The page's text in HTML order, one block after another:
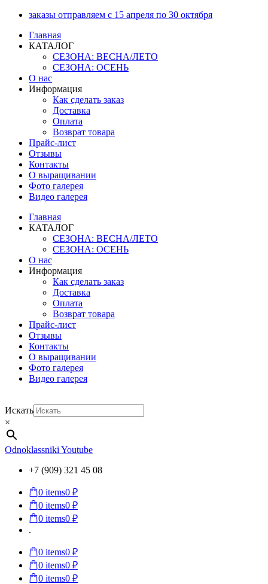
Перейти
содержимому
заказы отправляем с 15 апреля по 30 октября
Главная
КАТАЛОГ
СЕЗОНА: ВЕСНА/ЛЕТО
СЕЗОНА: ОСЕНЬ
О нас
Информация
Как сделать заказ
Доставка
Оплата
Возврат товара
Прайс-лист
Отзывы
Контакты
О выращивании
Фото галерея
Видео галерея
Главная
КАТАЛОГ
СЕЗОНА: ВЕСНА/ЛЕТО
СЕЗОНА: ОСЕНЬ
О нас
Информация
Как сделать заказ
Доставка
Оплата
Возврат товара
Прайс-лист
Отзывы
Контакты
О выращивании
Фото галерея
Видео галерея
Искать
×
Odnoklassniki Youtube
+7 (909) 321 45 08
0 items0 ₽
0 items0 ₽
0 items0 ₽
.
0 items0 ₽
0 items0 ₽
0 items0 ₽